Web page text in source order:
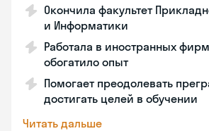
Окончила факультет
и Информатики
Работала в иностранных
обогатило опыт
Помогает преодолевать
достигать целей в обучении
Читать дальше